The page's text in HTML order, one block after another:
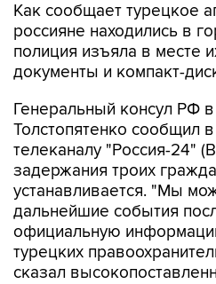
Как сообщает турецкое
россияне находились в
полиция изъяла в месте
документы и компакт-
Генеральный консул РФ
Толстопятенко сообщил
телеканалу "Россия-24"
задержания троих
устанавливается. "Мы
дальнейшие события
официальную
турецких
сказал